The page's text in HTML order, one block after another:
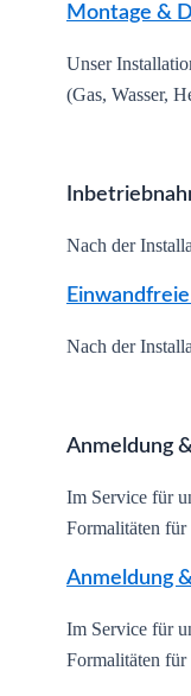
Montage &
Unser
(Gas, Wasser,
Nach der
Nach der
Anmeldung
Im Service für
Formalitäten für
Anmeldung
Im Service für
Formalitäten für